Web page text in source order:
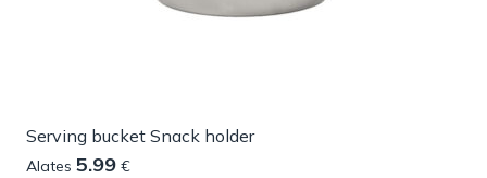
Serving bucket Snack holder
Alates 5.99 €